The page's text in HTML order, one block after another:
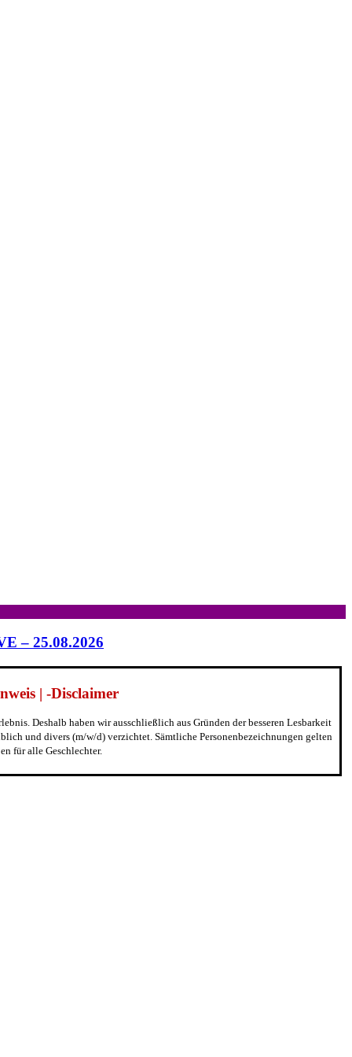
– 25.08.2026
| -Disclaimer
Deshalb haben wir ausschließlich aus Gründen der besseren Lesbarkeit
und divers (m/w/d) verzichtet. Sämtliche Personenbezeichnungen gelten
für alle Geschlechter.